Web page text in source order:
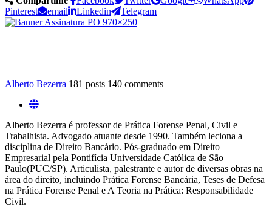
Pinterest
email Linkedin Telegram
Alberto Bezerra 181 posts 140 comments
Alberto Bezerra é professor de Prática Forense Penal, Civil e
Trabalhista. Advogado atuante desde 1990. Também leciona a
disciplina de Direito Bancário. Pós-graduado em Direito
Empresarial pela Pontifícia Universidade Católica de São
Paulo(PUC/SP). Articulista, palestrante e autor de diversas obras na
área do direito, incluindo Prática Forense Bancária, Teses de Defesa
na Prática Forense Penal e A Teoria na Prática: Responsabilidade
Civil.